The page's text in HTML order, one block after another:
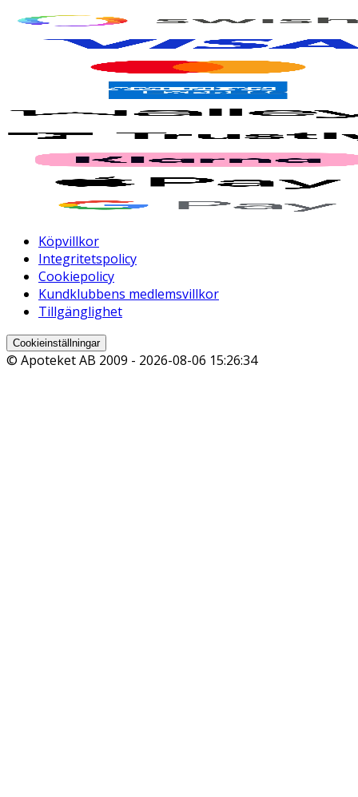
Köpvillkor
Integritetspolicy
Cookiepolicy
Kundklubbens medlemsvillkor
Tillgänglighet
Cookieinställningar
© Apoteket AB 2009 - 2026-08-06 15:26:34